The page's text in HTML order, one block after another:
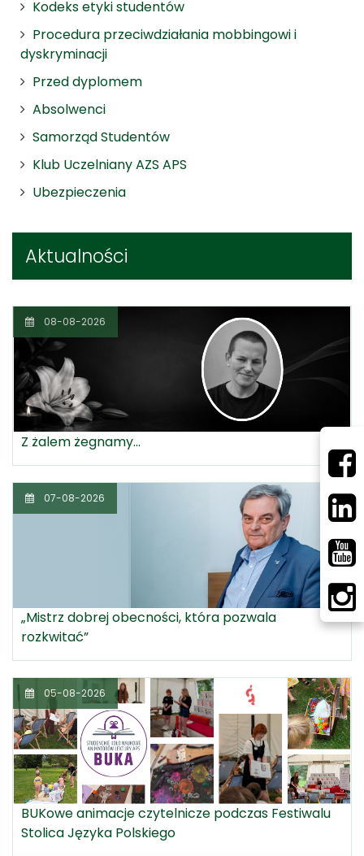
Kodeks etyki studentów
Procedura przeciwdziałania mobbingowi i
dyskryminacji
Przed dyplomem
Absolwenci
Samorząd Studentów
Klub Uczelniany AZS APS
Ubezpieczenia
Aktualności
08-08-2026
Z żalem żegnamy...
07-08-2026
„Mistrz dobrej obecności, która pozwala
rozkwitać”
05-08-2026
BUKowe animacje czytelnicze podczas Festiwalu
Stolica Języka Polskiego